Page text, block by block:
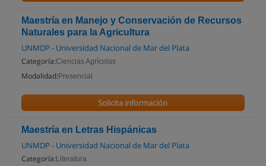
Maestría en Manejo y Conservación de Recursos
Naturales para la Agricultura
UNMDP - Universidad Nacional de Mar del Plata
Categoría:Ciencias Agrícolas
Modalidad: Presencial
Solicita información
Maestría en Letras Hispánicas
UNMDP - Universidad Nacional de Mar del Plata
Categoría: Literatura